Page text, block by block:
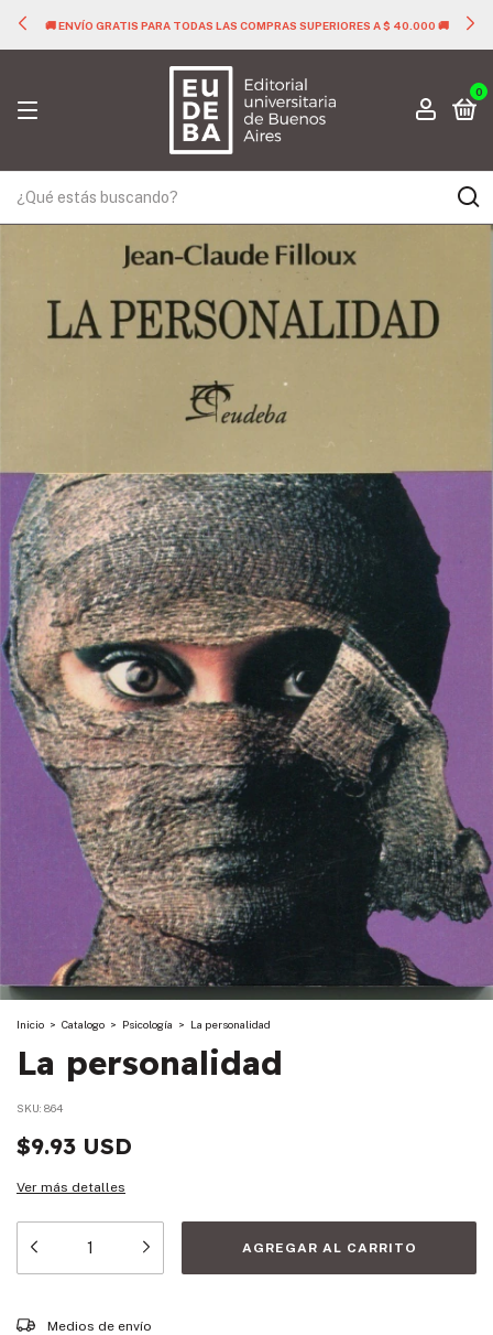
🚚 ENVÍO GRATIS PARA TODAS LAS COMPRAS SUPERIORES A $ 40.000 🚚
0
Inicio > Catalogo > Psicología > La personalidad
La personalidad
SKU: 864
$9.93 USD
Ver más detalles
Entregas para el CP:
Medios de envío